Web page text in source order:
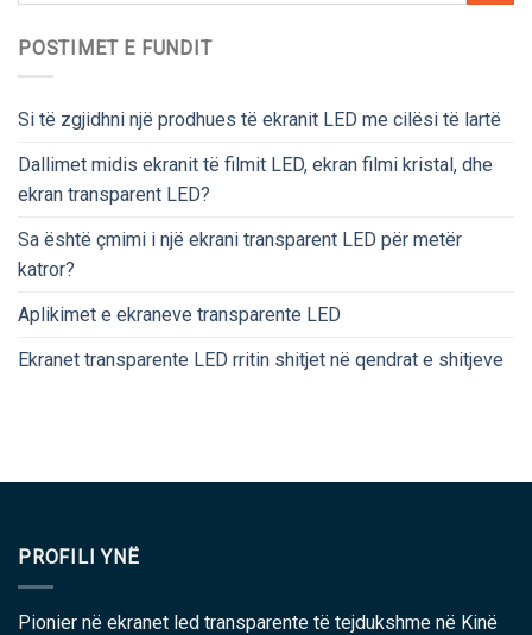
POSTIMET E FUNDIT
Si të zgjidhni një prodhues të ekranit LED me cilësi të lartë
Dallimet midis ekranit të filmit LED, ekran filmi kristal, dhe
ekran transparent LED?
Sa është çmimi i një ekrani transparent LED për metër
katror?
Aplikimet e ekraneve transparente LED
Ekranet transparente LED rritin shitjet në qendrat e shitjeve
PROFILI YNË
Pionier në ekranet led transparente të tejdukshme në Kinë